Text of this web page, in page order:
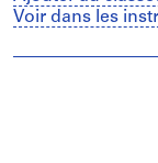
Voir dans les